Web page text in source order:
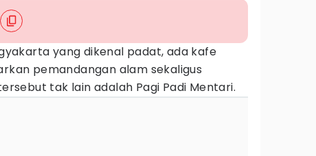
yang dikenal padat, ada kafe
pemandangan alam sekaligus
tak lain adalah Pagi Padi Mentari.